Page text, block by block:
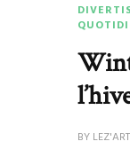
BY